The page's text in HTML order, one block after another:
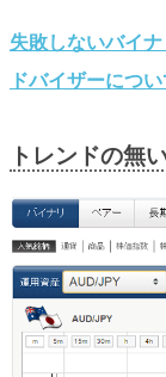
トレンド順張り
逆張りと相場変
攻略法まとめ
ローソク足チャ
移動平均線
失敗しないバイ
ドバイザーにつ
トレンドの無